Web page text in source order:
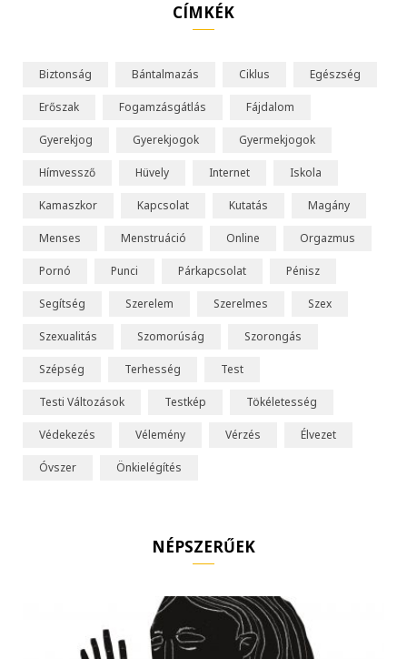
T
CÍMKÉK
Biztonság Bántalmazás Ciklus Egészség
Erőszak Fogamzásgátlás Fájdalom
Gyerekjog Gyerekjogok Gyermekjogok
Hímvessző Hüvely Internet Iskola
Kamaszkor Kapcsolat Kutatás Magány
Menses Menstruáció Online Orgazmus
Pornó Punci Párkapcsolat Pénisz
Segítség Szerelem Szerelmes Szex
Szexualitás Szomorúság Szorongás
Szépség Terhesség Test
Testi Változások Testkép Tökéletesség
Védekezés Vélemény Vérzés Élvezet
Óvszer Önkielégítés
NÉPSZERŰEK